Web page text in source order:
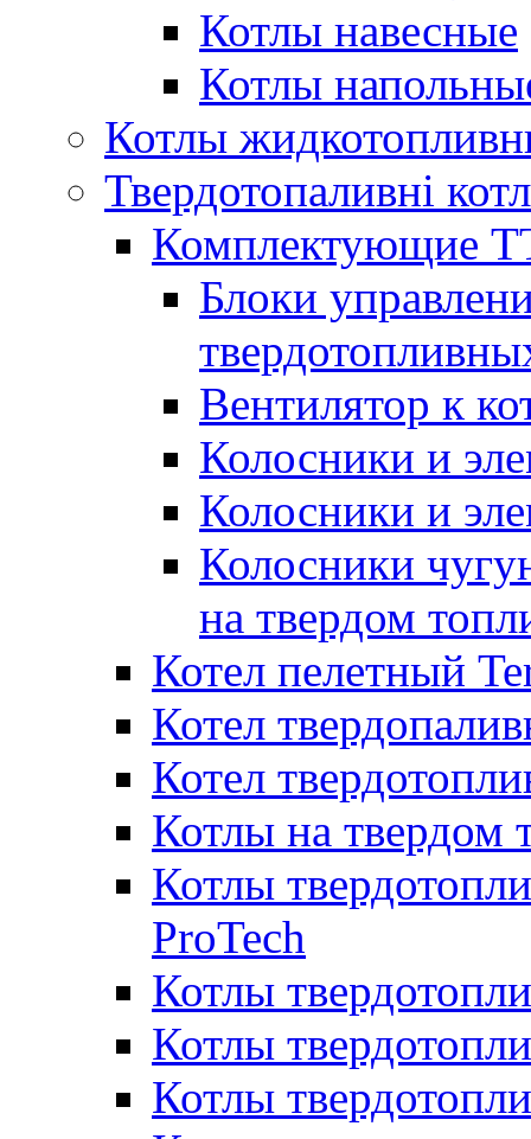
Котлы навесные
Котлы
Котлы
Твердотопаливні
Комплектующие
Блоки
Вентилятор к
Колосники и
Колосники и
Колосники
на твердом
Котел пелетный
Котел
Котел
Котлы на твердом
Котлы
ProTech
Котлы
Котлы
Котлы